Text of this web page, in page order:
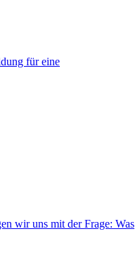
für eine
wir uns mit der Frage: Was